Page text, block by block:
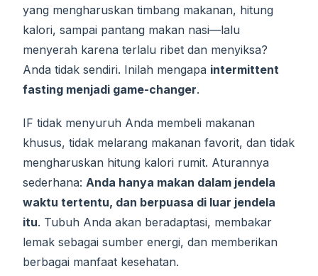
yang mengharuskan timbang makanan, hitung
kalori, sampai pantang makan nasi—lalu
menyerah karena terlalu ribet dan menyiksa?
Anda tidak sendiri. Inilah mengapa intermittent
fasting menjadi game-changer.
IF tidak menyuruh Anda membeli makanan
khusus, tidak melarang makanan favorit, dan tidak
mengharuskan hitung kalori rumit. Aturannya
sederhana: Anda hanya makan dalam jendela
waktu tertentu, dan berpuasa di luar jendela
itu. Tubuh Anda akan beradaptasi, membakar
lemak sebagai sumber energi, dan memberikan
berbagai manfaat kesehatan.